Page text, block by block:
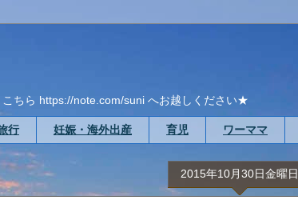
ちら https://note.com/suni へお越しください★
行 妊娠・海外出産 育児 ワーママ
2015年10月30日金曜日